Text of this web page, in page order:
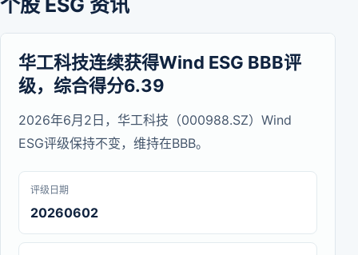
个股 ESG 资讯
华工科技连续获得Wind ESG BBB评
级，综合得分6.39
2026年6月2日，华工科技（000988.SZ）Wind
ESG评级保持不变，维持在BBB。
评级日期
20260602